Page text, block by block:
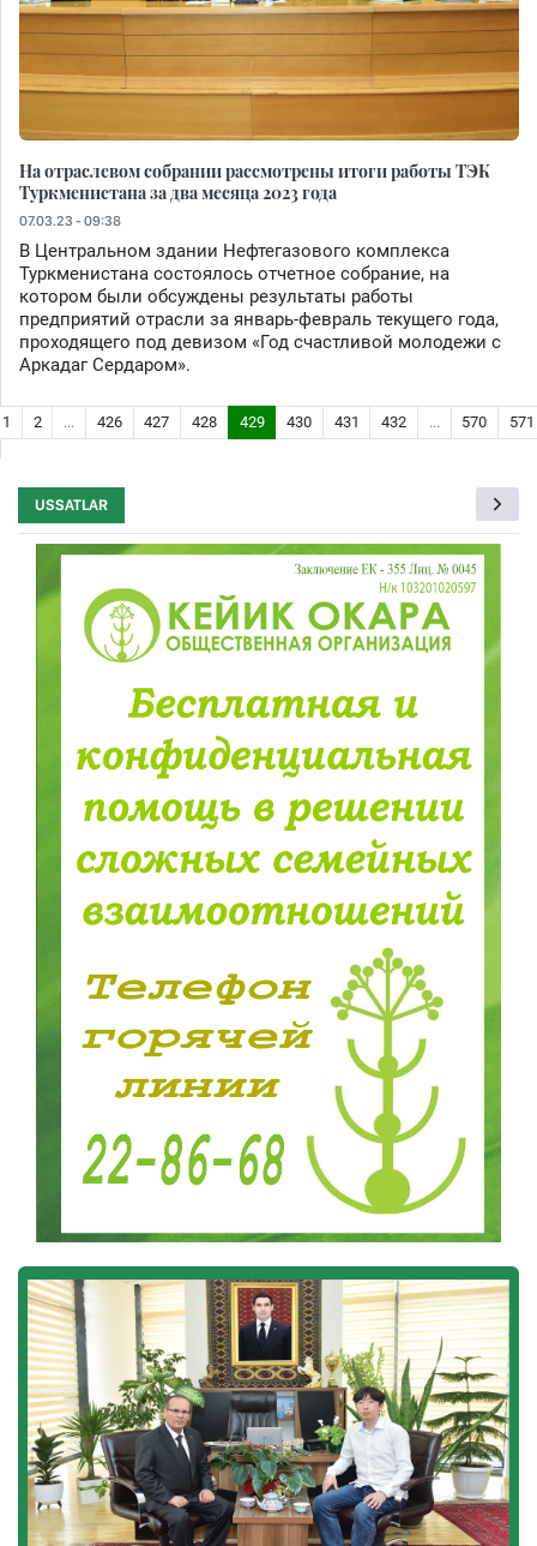
На отраслевом собрании рассмотрены итоги работы ТЭК
Туркменистана за два месяца 2023 года
07.03.23 - 09:38
В Центральном здании Нефтегазового комплекса
Туркменистана состоялось отчетное собрание, на
котором были обсуждены результаты работы
предприятий отрасли за январь-февраль текущего года,
проходящего под девизом «Год счастливой молодежи с
Аркадаг Сердаром».
1 2 ... 426 427 428 429 430 431 432 ... 570 571
USSATLAR